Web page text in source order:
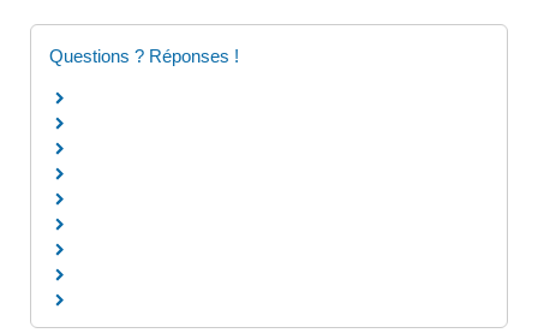
Questions ? Réponses !